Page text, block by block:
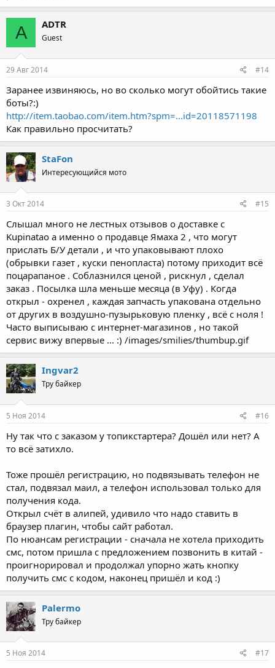
A ADTR
Guest
29 Авг 2014 #14
Заранее извиняюсь, но во сколько могут обойтись такие
боты?:)
http://item.taobao.com/item.htm?spm=...id=20118571198
Как правильно просчитать?
StaFon
Интересующийся мото
3 Окт 2014 #15
Слышал много не лестных отзывов о доставке с
Kupinatao а именно о продавце Ямаха 2 , что могут
прислать Б/У детали , и что упаковывают плохо
(обрывки газет , куски пенопласта) потому приходит всё
поцарапаное . Соблазнился ценой , рискнул , сделал
заказ . Посылка шла меньше месяца (в Уфу) . Когда
открыл - охренел , каждая запчасть упакована отдельно
от других в воздушно-пузырьковую пленку , всё с ноля !
Часто выписываю с интернет-магазинов , но такой
сервис вижу впервые ... :) /images/smilies/thumbup.gif
Ingvar2
Тру байкер
5 Ноя 2014 #16
Ну так что с заказом у топикстартера? Дошёл или нет? А
то всё затихло.
Тоже прошёл регистрацию, но подвязывать телефон не
стал, подвязал маил, а телефон использовал только для
получения кода.
Открыл счёт в алипей, удивило что надо ставить в
браузер плагин, чтобы сайт работал.
По нюансам регистрации - сначала не хотела приходить
смс, потом пришла с предложением позвонить в китай -
проигнорировал и продолжал упорно жать кнопку
получить смс с кодом, наконец пришёл и код :)
Palermo
Тру байкер
5 Ноя 2014 #17